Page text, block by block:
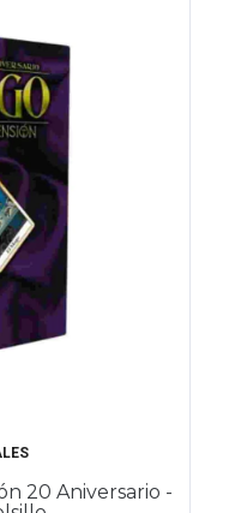
20 Aniversario -